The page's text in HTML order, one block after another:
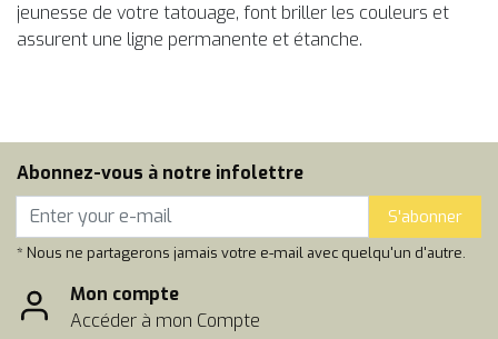
jeunesse de votre tatouage, font briller les couleurs et
assurent une ligne permanente et étanche.
Abonnez-vous à notre infolettre
S'abonner
* Nous ne partagerons jamais votre e-mail avec quelqu'un d'autre.
Mon compte
Accéder à mon Compte